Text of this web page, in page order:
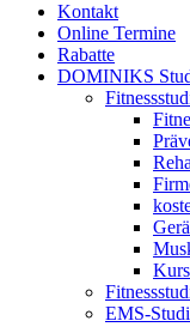
Kontakt
Online Termine
Rabatte
DOMINIKS
EMS-